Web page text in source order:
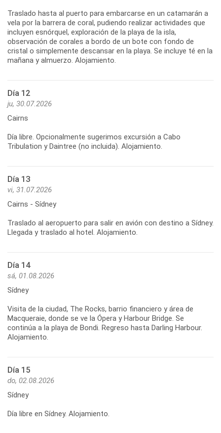
Traslado hasta al puerto para embarcarse en un catamarán a
vela por la barrera de coral, pudiendo realizar actividades que
incluyen esnórquel, exploración de la playa de la isla,
observación de corales a bordo de un bote con fondo de
cristal o simplemente descansar en la playa. Se incluye té en la
Día 12
ju, 30.07.2026
Cairns
Día libre. Opcionalmente sugerimos excursión a Cabo
Día 13
vi, 31.07.2026
Cairns - Sídney
Traslado al aeropuerto para salir en avión con destino a Sídney.
Día 14
sá, 01.08.2026
Sídney
Visita de la ciudad, The Rocks, barrio financiero y área de
Macqueraie, donde se ve la Ópera y Harbour Bridge. Se
continúa a la playa de Bondi. Regreso hasta Darling Harbour.
Día 15
do, 02.08.2026
Sídney